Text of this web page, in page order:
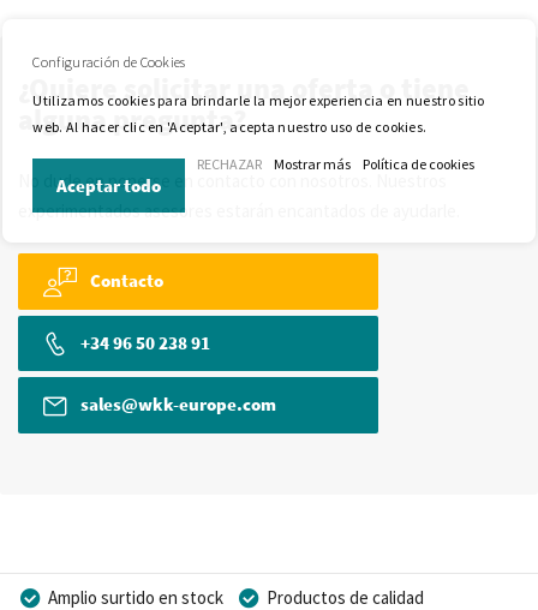
¿Quiere solicitar una oferta o tiene
alguna pregunta?
No dude en ponerse en contacto con nosotros. Nuestros
experimentados asesores estarán encantados de ayudarle.
Contacto
+34 96 50 238 91
sales@wkk-europe.com
Amplio surtido en stock
Productos de calidad
Configuración de Cookies
Utilizamos cookies para brindarle la mejor experiencia en nuestro sitio
web. Al hacer clic en 'Aceptar', acepta nuestro uso de cookies.
Aceptar todo
RECHAZAR Mostrar más Política de cookies